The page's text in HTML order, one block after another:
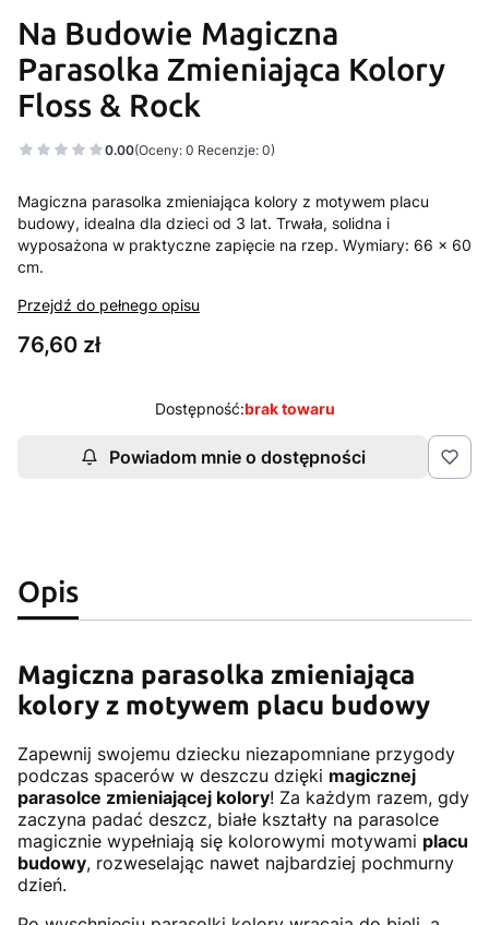
Na Budowie Magiczna
Parasolka Zmieniająca Kolory
Floss & Rock
0.00(Oceny: 0 Recenzje: 0)
Magiczna parasolka zmieniająca kolory z motywem placu
budowy, idealna dla dzieci od 3 lat. Trwała, solidna i
wyposażona w praktyczne zapięcie na rzep. Wymiary: 66 x 60
cm.
Przejdź do pełnego opisu
Cena
76,60 zł
Dostępność:brak towaru
Powiadom mnie o dostępności
Opis
Magiczna parasolka zmieniająca
kolory z motywem placu budowy
Zapewnij swojemu dziecku niezapomniane przygody
podczas spacerów w deszczu dzięki magicznej
parasolce zmieniającej kolory! Za każdym razem, gdy
zaczyna padać deszcz, białe kształty na parasolce
magicznie wypełniają się kolorowymi motywami placu
budowy, rozweselając nawet najbardziej pochmurny
dzień.